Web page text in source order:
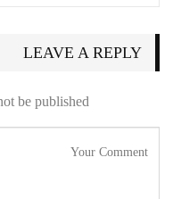
LEAVE A REPLY
be published.